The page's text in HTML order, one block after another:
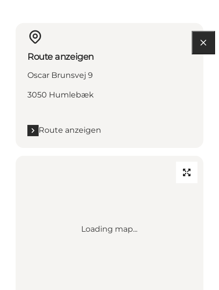
Route anzeigen
Oscar Brunsvej 9
3050 Humlebæk
Route anzeigen
Loading map...